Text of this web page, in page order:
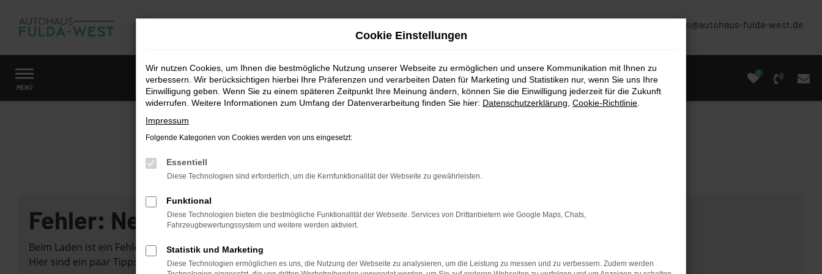
Zum
Hauptinhalt
info@autohaus-fulda-west.de
MENÜ
0
Startseite Fahrzeugmarkt
Fehler: Network Error
Beim Laden ist ein Fehler aufgetreten.
Hier sind ein paar Tipps, die dir helfen können:
Cookie Einstellungen
Wir nutzen Cookies, um Ihnen die bestmögliche Nutzung unserer Webseite zu ermöglichen und unsere Kommunikation mit Ihnen zu
verbessern. Wir berücksichtigen hierbei Ihre Präferenzen und verarbeiten Daten für Marketing und Statistiken nur, wenn Sie uns Ihre
Einwilligung geben. Wenn Sie zu einem späteren Zeitpunkt Ihre Meinung ändern, können Sie die Einwilligung jederzeit für die Zukunft
widerrufen. Weitere Informationen zum Umfang der Datenverarbeitung finden Sie hier: Datenschutzerklärung Cookie-Richtlinie
Impressum
Folgende Kategorien von Cookies werden von uns eingesetzt:
Essentiell
Diese Technologien sind erforderlich, um die Kernfunktionalität der Webseite zu gewährleisten.
Funktional
Diese Technologien bieten die bestmögliche Funktionalität der Webseite. Services von Drittanbietern wie Google Maps, Chats,
Fahrzeugbewertungssystem und weitere werden aktiviert.
Statistik und Marketing
Diese Technologien ermöglichen es uns, die Nutzung der Webseite zu analysieren, um die Leistung zu messen und zu verbessern. Zudem werden